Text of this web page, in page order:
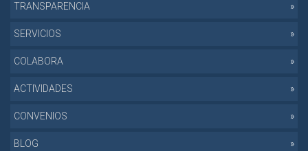
TRANSPARENCIA
SERVICIOS
COLABORA
ACTIVIDADES
CONVENIOS
BLOG